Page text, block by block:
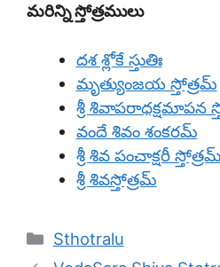
మరిన్ని స్తోత్రములు
దశ శ్లోకే స్తుతిః
మృత్యుంజయ స్తోత్రమ్
శ్రీ శివాపరాధక్షమాపన
వందే శివం శంకరమ్
శ్రీ శివ పంచాక్షరీ స్తోత్రమ్
శ్రీ శివస్తోత్రమ్
Categories
Sthotralu